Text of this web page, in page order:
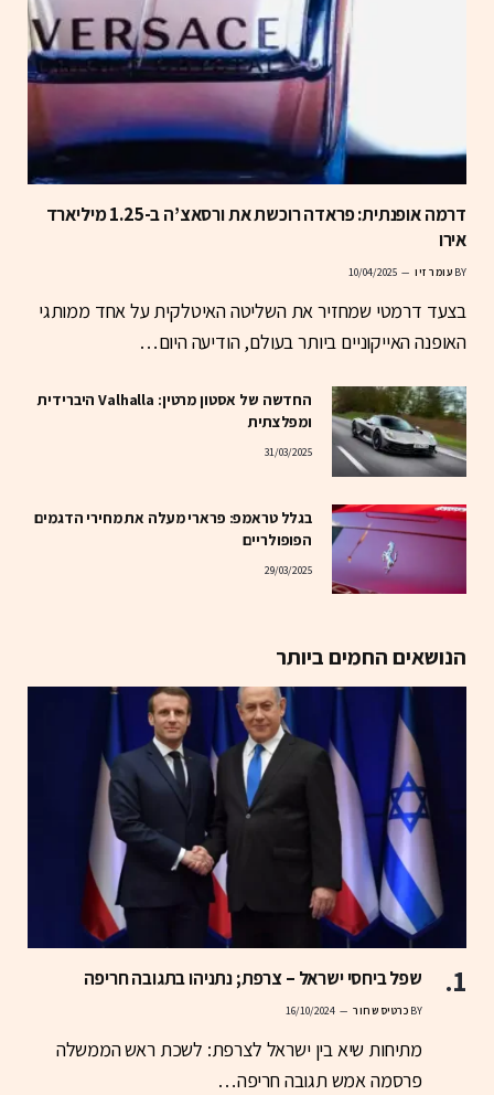
דרמה אופנתית: פראדה רוכשת את ורסאצ’ה ב-1.25 מיליארד
אירו
BY עומר זיו 10/04/2025
בצעד דרמטי שמחזיר את השליטה האיטלקית על אחד ממותגי
האופנה האייקוניים ביותר בעולם, הודיעה היום…
החדשה של אסטון מרטין: Valhalla היברידית
ומפלצתית
31/03/2025
בגלל טראמפ: פרארי מעלה את מחירי הדגמים
הפופולריים
29/03/2025
הנושאים החמים ביותר
שפל ביחסי ישראל – צרפת; נתניהו בתגובה חריפה
BY כרטיס שחור 16/10/2024
מתיחות שיא בין ישראל לצרפת: לשכת ראש הממשלה
פרסמה אמש תגובה חריפה…